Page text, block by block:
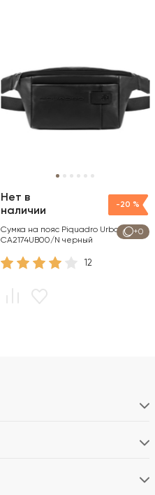
-20 %
+0
Нет в
наличии
Сумка на пояс Piquadro Urban
CA2174UB00/N черный
12